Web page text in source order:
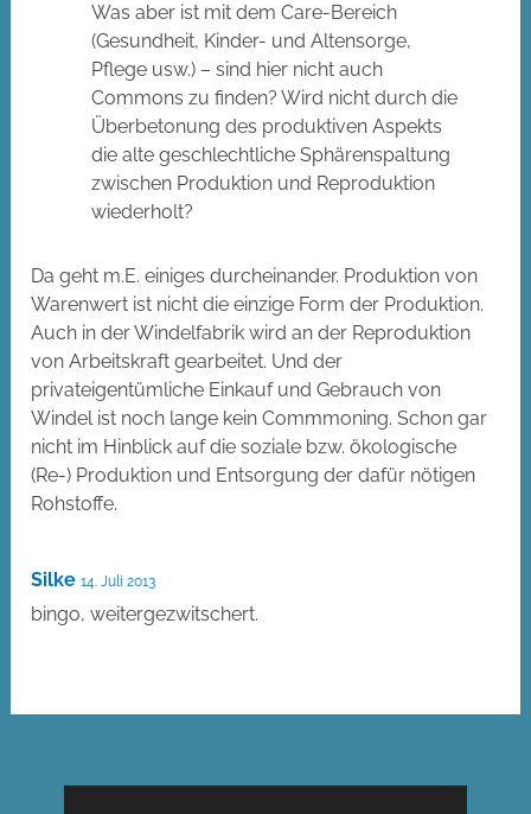
Was aber ist mit dem Care-Bereich
(Gesundheit, Kinder- und Altensorge,
Pflege usw.) – sind hier nicht auch
Commons zu finden? Wird nicht durch die
Überbetonung des produktiven Aspekts
die alte geschlechtliche Sphärenspaltung
zwischen Produktion und Reproduktion
wiederholt?
Da geht m.E. einiges durcheinander. Produktion von
Warenwert ist nicht die einzige Form der Produktion.
Auch in der Windelfabrik wird an der Reproduktion
von Arbeitskraft gearbeitet. Und der
privateigentümliche Einkauf und Gebrauch von
Windel ist noch lange kein Commmoning. Schon gar
nicht im Hinblick auf die soziale bzw. ökologische
(Re-) Produktion und Entsorgung der dafür nötigen
Rohstoffe.
Silke 14. Juli 2013
bingo, weitergezwitschert.